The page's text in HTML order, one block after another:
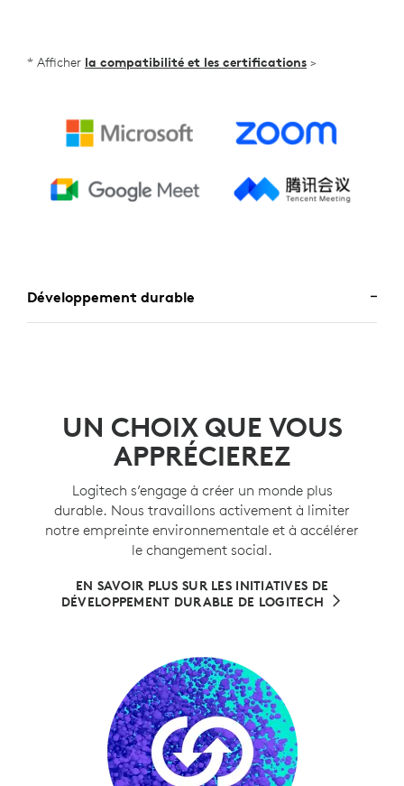
* Afficher la compatibilité et les certifications >
Développement durable
UN CHOIX QUE VOUS
APPRÉCIEREZ
Logitech s’engage à créer un monde plus
durable. Nous travaillons activement à limiter
notre empreinte environnementale et à accélérer
le changement social.
EN SAVOIR PLUS SUR LES INITIATIVES DE
DÉVELOPPEMENT DURABLE DE LOGITECH